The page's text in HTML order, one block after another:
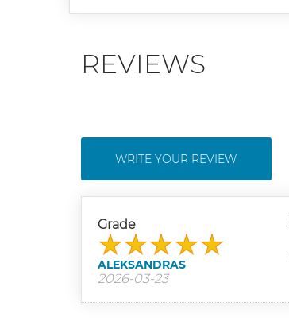
REVIEWS
WRITE YOUR REVIEW
Grade
ALEKSANDRAS
2026-03-23